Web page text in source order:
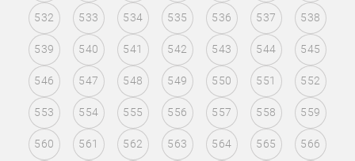
532 533 534 535 536 537 538
539 540 541 542 543 544 545
546 547 548 549 550 551 552
553 554 555 556 557 558 559
560 561 562 563 564 565 566